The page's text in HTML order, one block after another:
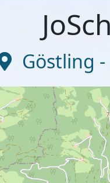
Göstling